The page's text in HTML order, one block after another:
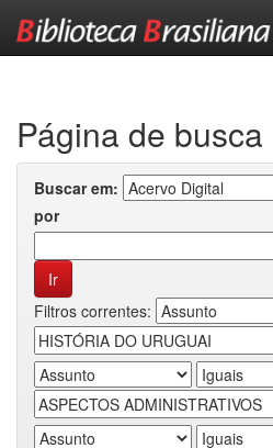
Página de busca
Buscar em:
por
Filtros correntes: